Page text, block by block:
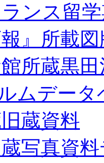
ンス留
報』所載
所蔵黒
ムデータ
蔵資料
写真資